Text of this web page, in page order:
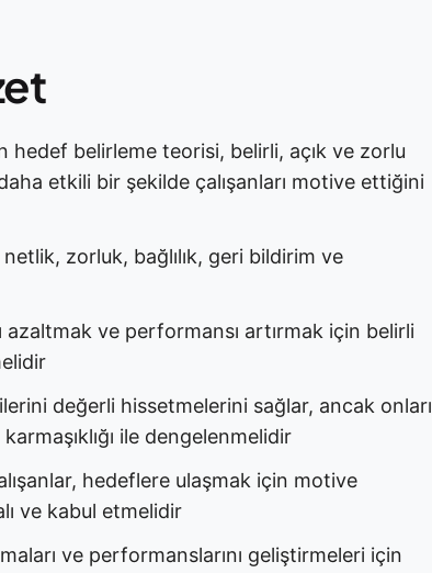
hedef belirleme teorisi, belirli, açık ve zorlu
etkili bir şekilde çalışanları motive ettiğini
zorluk, bağlılık, geri bildirim ve
azaltmak ve performansı artırmak için belirli
değerli hissetmelerini sağlar, ancak onları
ile dengelenmelidir
hedeflere ulaşmak için motive
ve kabul etmelidir
ve performanslarını geliştirmeleri için